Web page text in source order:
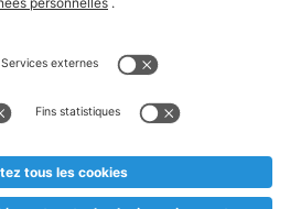
et mentions légales
temporairement et jusqu'à
bien étudié, nous serions
stock. Prix Recupel et TVA incl.
la forme masculine a été adoptée